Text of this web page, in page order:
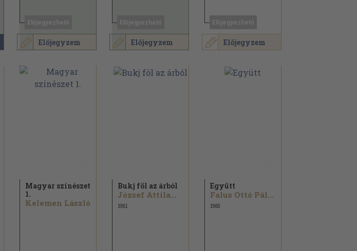
Előjegyzem Előjegyzem Előjegyzem
Magyar színészet
1.
Kelemen László
Bukj föl az árból
József Attila...
1981
Együtt
Falus Ottó Pál...
1985